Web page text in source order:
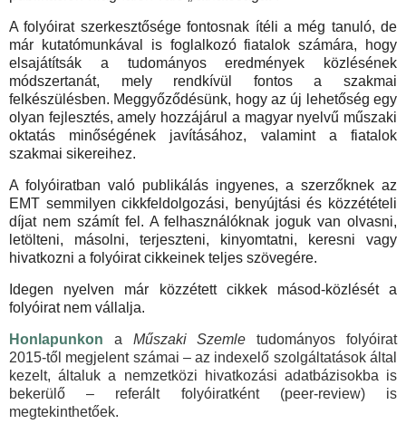
A folyóirat szerkesztősége fontosnak ítéli a még tanuló, de
már kutatómunkával is foglalkozó fiatalok számára, hogy
elsajátítsák a tudományos eredmények közlésének
módszertanát, mely rendkívül fontos a szakmai
felkészülésben. Meggyőződésünk, hogy az új lehetőség egy
olyan fejlesztés, amely hozzájárul a magyar nyelvű műszaki
oktatás minőségének javításához, valamint a fiatalok
szakmai sikereihez.
A folyóiratban való publikálás ingyenes, a szerzőknek az
EMT semmilyen cikkfeldolgozási, benyújtási és közzétételi
díjat nem számít fel. A felhasználóknak joguk van olvasni,
letölteni, másolni, terjeszteni, kinyomtatni, keresni vagy
hivatkozni a folyóirat cikkeinek teljes szövegére.
Idegen nyelven már közzétett cikkek másod-közlését a
folyóirat nem vállalja.
Honlapunkon a Műszaki Szemle tudományos folyóirat
2015-től megjelent számai – az indexelő szolgáltatások által
kezelt, általuk a nemzetközi hivatkozási adatbázisokba is
bekerülő – referált folyóiratként (peer-review) is
megtekinthetőek.